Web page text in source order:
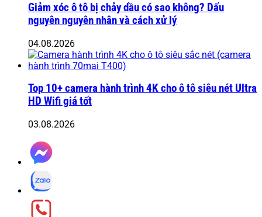
Giảm xóc ô tô bị chảy dầu có sao không? Dấu
nguyên nguyên nhân và cách xử lý
04.08.2026
Top 10+ camera hành trình 4K cho ô tô siêu nét Ultra
HD Wifi giá tốt
03.08.2026